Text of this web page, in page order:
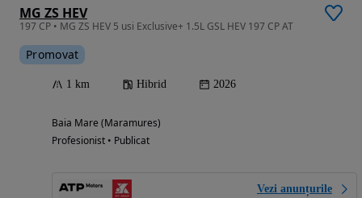
MG ZS HEV
197 CP • MG ZS HEV 5 usi Exclusive+ 1.5L GSL HEV 197 CP AT
Promovat
1 km Hibrid 2026
Baia Mare (Maramures)
Profesionist • Publicat
Vezi anunțurile